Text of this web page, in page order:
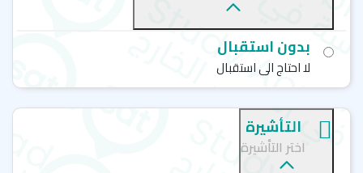
بدون استقبال
لا احتاج الى استقبال
التأشيرة
اختر التأشيرة